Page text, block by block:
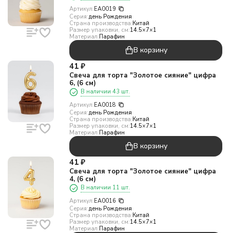
Артикул:EA0019
Серия:день Рождения
Страна производства:Китай
Размер упаковки, см:14.5×7×1
Материал:Парафин
В корзину
41 ₽
Свеча для торта "Золотое сияние" цифра
6, (6 см)
В наличии 43 шт.
Артикул:EA0018
Серия:день Рождения
Страна производства:Китай
Размер упаковки, см:14.5×7×1
Материал:Парафин
В корзину
41 ₽
Свеча для торта "Золотое сияние" цифра
4, (6 см)
В наличии 11 шт.
Артикул:EA0016
Серия:день Рождения
Страна производства:Китай
Размер упаковки, см:14.5×7×1
Материал:Парафин